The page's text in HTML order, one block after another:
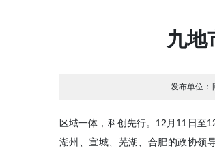
九地
发布单位：
区域一体，科创先行。12月11日至
湖州、宣城、芜湖、合肥的政协领